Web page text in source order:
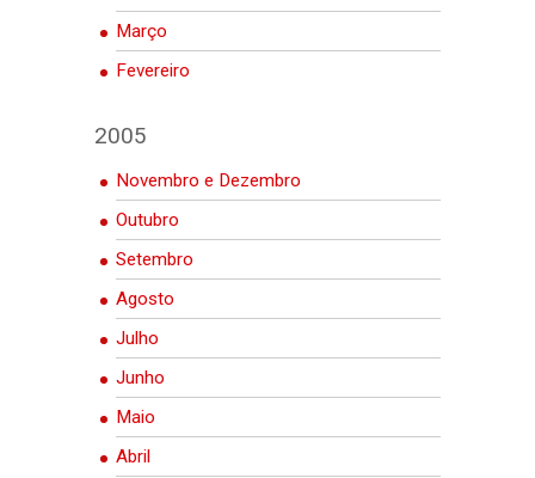
Março
Fevereiro
2005
Novembro e Dezembro
Outubro
Setembro
Agosto
Julho
Junho
Maio
Abril